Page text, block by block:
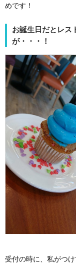
めです！
お誕生日だとレス
が・・・！
受付の時に、私がつ